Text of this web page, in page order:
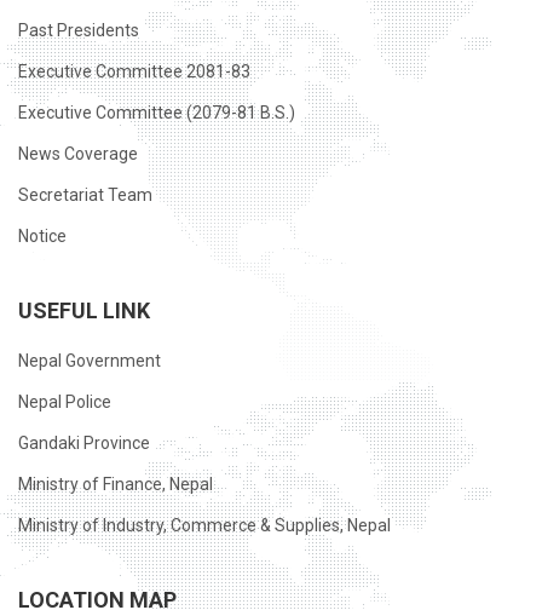
Past Presidents
Executive Committee 2081-83
Executive Committee (2079-81 B.S.)
News Coverage
Secretariat Team
Notice
USEFUL LINK
Nepal Government
Nepal Police
Gandaki Province
Ministry of Finance, Nepal
Ministry of Industry, Commerce & Supplies, Nepal
LOCATION MAP